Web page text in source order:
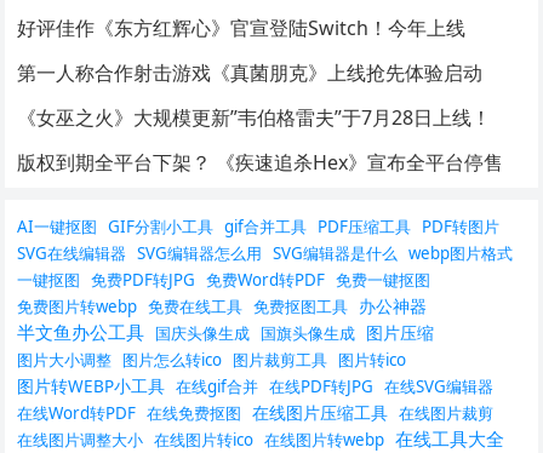
好评佳作《东方红辉心》官宣登陆Switch！今年上线
第一人称合作射击游戏《真菌朋克》上线抢先体验启动
《女巫之火》大规模更新”韦伯格雷夫”于7月28日上线！
版权到期全平台下架？ 《疾速追杀Hex》宣布全平台停售
AI一键抠图 GIF分割小工具 gif合并工具 PDF压缩工具 PDF转图片
SVG在线编辑器 SVG编辑器怎么用 SVG编辑器是什么 webp图片格式
一键抠图 免费PDF转JPG 免费Word转PDF 免费一键抠图
免费图片转webp 免费在线工具 免费抠图工具 办公神器
半文鱼办公工具 国庆头像生成 国旗头像生成 图片压缩
图片大小调整 图片怎么转ico 图片裁剪工具 图片转ico
图片转WEBP小工具 在线gif合并 在线PDF转JPG 在线SVG编辑器
在线Word转PDF 在线免费抠图 在线图片压缩工具 在线图片裁剪
在线图片调整大小 在线图片转ico 在线图片转webp 在线工具大全